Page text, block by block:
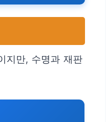
지만, 수명과 재판